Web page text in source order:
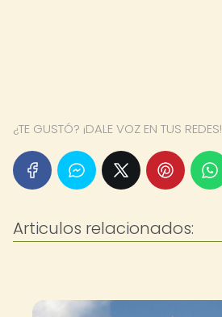
¿TE GUSTÓ? ¡DALE VOZ EN TUS REDES!
Articulos relacionados: